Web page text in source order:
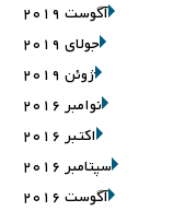
آگوست 2019
جولای 2019
ژوئن 2019
نوامبر 2016
اکتبر 2016
سپتامبر 2016
آگوست 2016